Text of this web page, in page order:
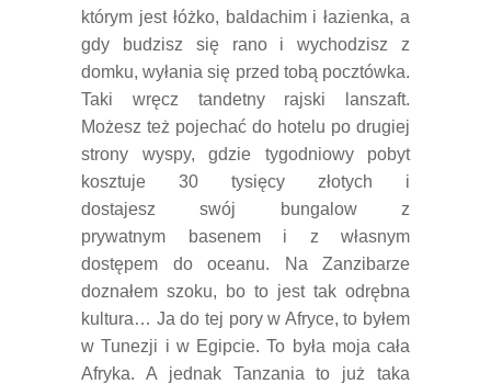
którym jest łóżko, baldachim i łazienka, a
gdy budzisz się rano i wychodzisz z
domku, wyłania się przed tobą pocztówka.
Taki wręcz tandetny rajski lanszaft.
Możesz też pojechać do hotelu po drugiej
strony wyspy, gdzie tygodniowy pobyt
kosztuje 30 tysięcy złotych i
dostajesz swój bungalow z
prywatnym basenem i z własnym
dostępem do oceanu. Na Zanzibarze
doznałem szoku, bo to jest tak odrębna
kultura… Ja do tej pory w Afryce, to byłem
w Tunezji i w Egipcie. To była moja cała
Afryka. A jednak Tanzania to już taka